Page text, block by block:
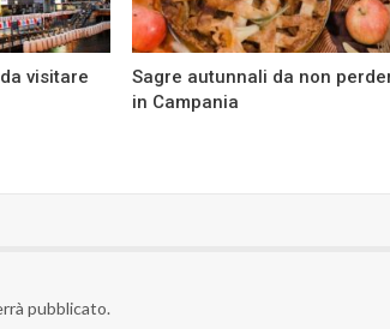
visitare
Sagre autunnali da non
in Campania
pubblicato.